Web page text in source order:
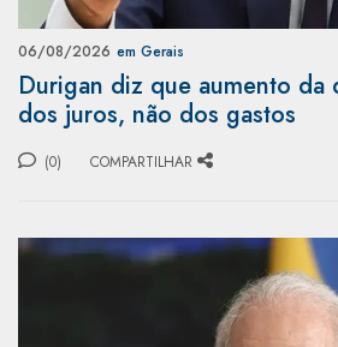
06/08/2026 em Gerais
Durigan diz que aumento
dos juros, não dos gastos
(0) COMPARTILHAR